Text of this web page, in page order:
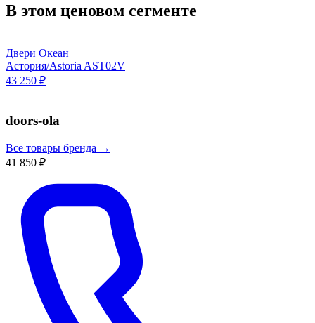
В этом ценовом сегменте
Двери Океан
Астория/Astoria AST02V
43 250 ₽
doors-ola
Все товары бренда →
41 850 ₽